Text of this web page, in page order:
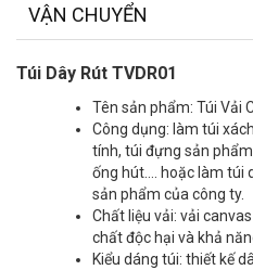
VẬN CHUYỂN
Túi Dây Rút TVDR01
Tên sản phẩm: Túi Vải
Công dụng: làm túi
tính, túi đựng sản
ống hút…. hoặc làm túi
sản phẩm của công ty.
Chất liệu vải: vải
chất độc hại và khả
Kiểu dáng túi: thiết kế